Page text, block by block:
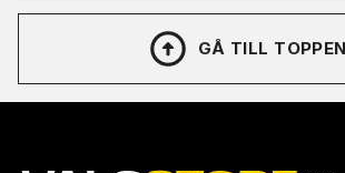
GÅ TILL TOPPEN